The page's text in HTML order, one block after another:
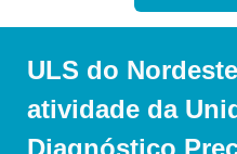
ULS do
atividade da
Diagnóstico